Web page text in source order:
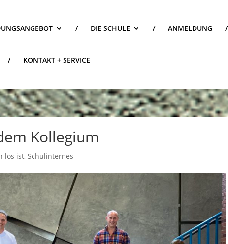
/ DIE SCHULE / ANMELDUNG /
/ KONTAKT + SERVICE
Kollegium
los ist,Schulinternes